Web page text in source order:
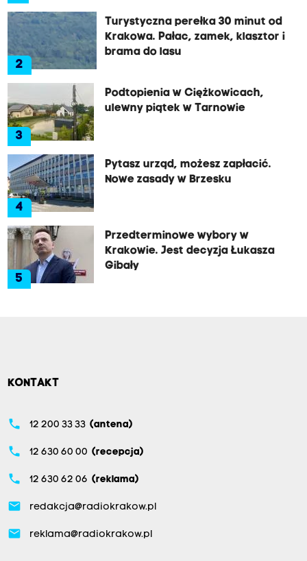
2
Turystyczna perełka 30 minut od
Krakowa. Pałac, zamek, klasztor i
brama do lasu
3
Podtopienia w Ciężkowicach,
ulewny piątek w Tarnowie
4
Pytasz urząd, możesz zapłacić.
Nowe zasady w Brzesku
5
Przedterminowe wybory w
Krakowie. Jest decyzja Łukasza
Gibały
KONTAKT
phone 12 200 33 33 (antena)
phone 12 630 60 00 (recepcja)
phone 12 630 62 06 (reklama)
email redakcja@radiokrakow.pl
email reklama@radiokrakow.pl